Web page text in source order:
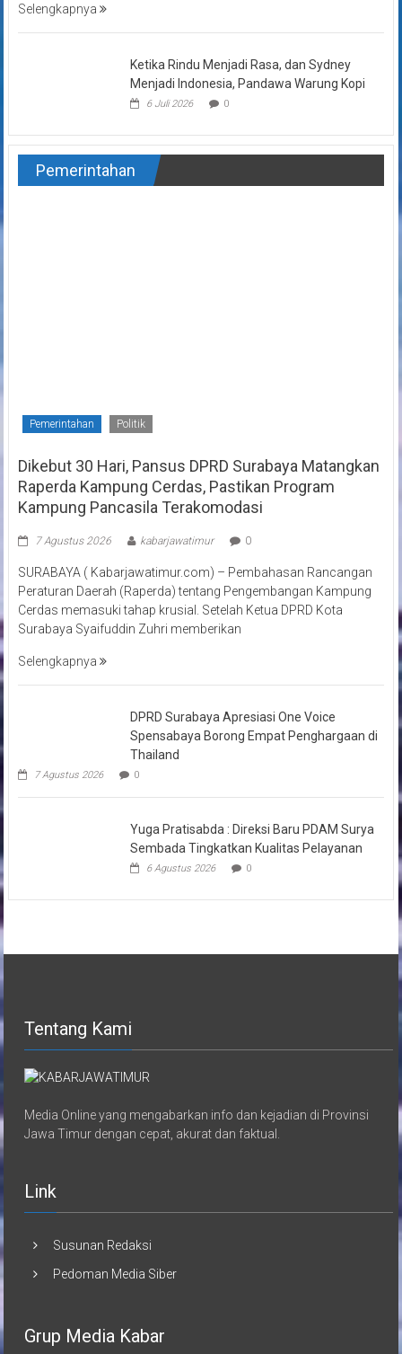
Selengkapnya
Ketika Rindu Menjadi Rasa, dan Sydney
Menjadi Indonesia, Pandawa Warung Kopi
6 Juli 2026 0
Pemerintahan
Pemerintahan Politik
Dikebut 30 Hari, Pansus DPRD Surabaya Matangkan
Raperda Kampung Cerdas, Pastikan Program
Kampung Pancasila Terakomodasi
7 Agustus 2026 kabarjawatimur 0
SURABAYA ( Kabarjawatimur.com) – Pembahasan Rancangan
Peraturan Daerah (Raperda) tentang Pengembangan Kampung
Cerdas memasuki tahap krusial. Setelah Ketua DPRD Kota
Surabaya Syaifuddin Zuhri memberikan
Selengkapnya
DPRD Surabaya Apresiasi One Voice
Spensabaya Borong Empat Penghargaan di
Thailand
7 Agustus 2026 0
Yuga Pratisabda : Direksi Baru PDAM Surya
Sembada Tingkatkan Kualitas Pelayanan
6 Agustus 2026 0
Tentang Kami
Media Online yang mengabarkan info dan kejadian di Provinsi
Jawa Timur dengan cepat, akurat dan faktual.
Link
Susunan Redaksi
Pedoman Media Siber
Grup Media Kabar